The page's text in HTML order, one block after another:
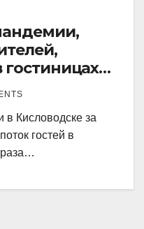
в 2,5 раза.
в Кисловодске за
гостей в
раза…